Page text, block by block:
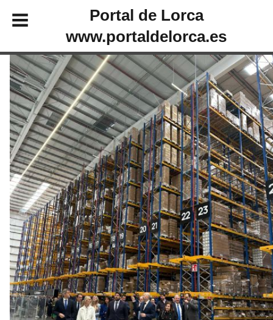
Portal de Lorca
www.portaldelorca.es